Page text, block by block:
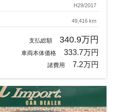
H29/2017
49,416 km
支払総額 340.9万円
車両本体価格 333.7万円
諸費用 7.2万円